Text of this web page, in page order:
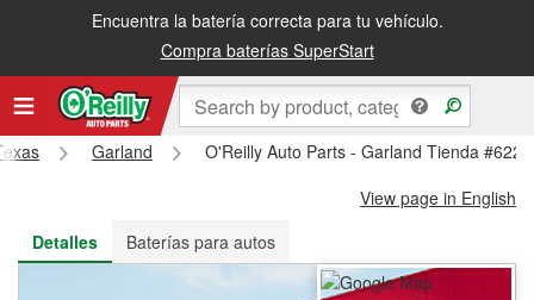
Encuentra la batería correcta para tu vehículo.
Compra baterías SuperStart
Recibe tu orden gratis al día siguiente o recógela en la tienda
Garland
O'Reilly Auto Parts - Garland Tienda #6226
View page in English
Detalles
Baterías para autos